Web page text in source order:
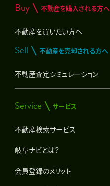
Buy 不動産を購入される方へ
不動産を買いたい方へ
Sell 不動産を売却される方へ
不動産査定シミュレーション
Service サービス
不動産検索サービス
岐阜ナビとは？
会員登録のメリット